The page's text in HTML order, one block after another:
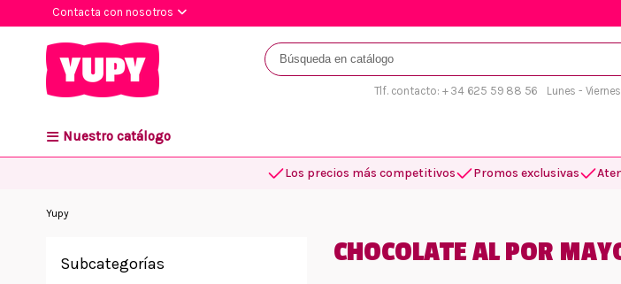
Contacta con nosotros
Tlf. contacto: + 34 625 59 88 56 Lunes -
Nuestro catálogo
Los precios más competitivos Promos exclusivas
Yupy
Subcategorías CHOCOLATE AL POR